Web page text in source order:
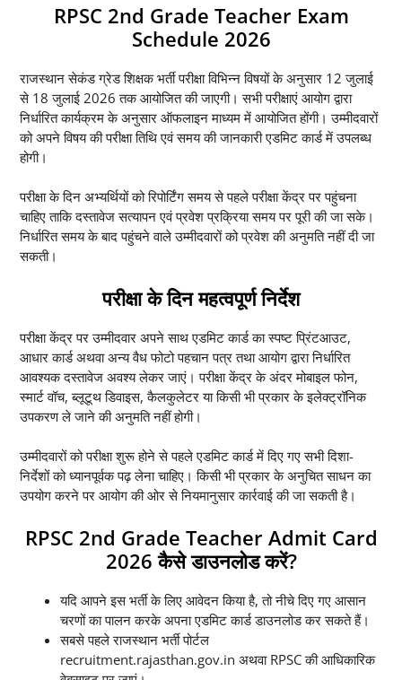
RPSC 2nd Grade Teacher Exam
Schedule 2026
राजस्थान सेकंड ग्रेड शिक्षक भर्ती परीक्षा विभिन्न विषयों के अनुसार 12 जुलाई
से 18 जुलाई 2026 तक आयोजित की जाएगी। सभी परीक्षाएं आयोग द्वारा
निर्धारित कार्यक्रम के अनुसार ऑफलाइन माध्यम में आयोजित होंगी। उम्मीदवारों
को अपने विषय की परीक्षा तिथि एवं समय की जानकारी एडमिट कार्ड में उपलब्ध
होगी।
परीक्षा के दिन अभ्यर्थियों को रिपोर्टिंग समय से पहले परीक्षा केंद्र पर पहुंचना
चाहिए ताकि दस्तावेज सत्यापन एवं प्रवेश प्रक्रिया समय पर पूरी की जा सके।
निर्धारित समय के बाद पहुंचने वाले उम्मीदवारों को प्रवेश की अनुमति नहीं दी जा
सकती।
परीक्षा के दिन महत्वपूर्ण निर्देश
परीक्षा केंद्र पर उम्मीदवार अपने साथ एडमिट कार्ड का स्पष्ट प्रिंटआउट,
आधार कार्ड अथवा अन्य वैध फोटो पहचान पत्र तथा आयोग द्वारा निर्धारित
आवश्यक दस्तावेज अवश्य लेकर जाएं। परीक्षा केंद्र के अंदर मोबाइल फोन,
स्मार्ट वॉच, ब्लूटूथ डिवाइस, कैलकुलेटर या किसी भी प्रकार के इलेक्ट्रॉनिक
उपकरण ले जाने की अनुमति नहीं होगी।
उम्मीदवारों को परीक्षा शुरू होने से पहले एडमिट कार्ड में दिए गए सभी दिशा-
निर्देशों को ध्यानपूर्वक पढ़ लेना चाहिए। किसी भी प्रकार के अनुचित साधन का
उपयोग करने पर आयोग की ओर से नियमानुसार कार्रवाई की जा सकती है।
RPSC 2nd Grade Teacher Admit Card
2026 कैसे डाउनलोड करें?
यदि आपने इस भर्ती के लिए आवेदन किया है, तो नीचे दिए गए आसान
चरणों का पालन करके अपना एडमिट कार्ड डाउनलोड कर सकते हैं।
सबसे पहले राजस्थान भर्ती पोर्टल
recruitment.rajasthan.gov.in अथवा RPSC की आधिकारिक